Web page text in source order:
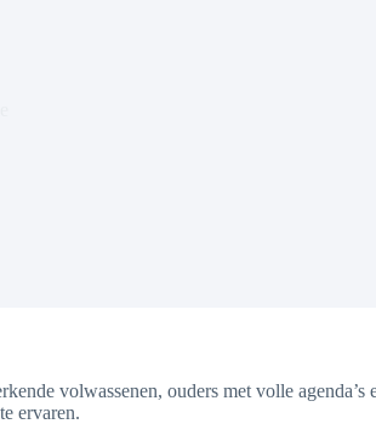
volwassenen, ouders met volle
ervaren.